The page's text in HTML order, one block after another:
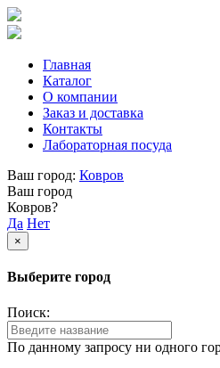
Главная
Каталог
О компании
Заказ и доставка
Контакты
Лабораторная посуда
Ваш город: Ковров
Ваш город
Ковров?
Да Нет
×
Выберите город
Поиск:
По данному запросу ни одного